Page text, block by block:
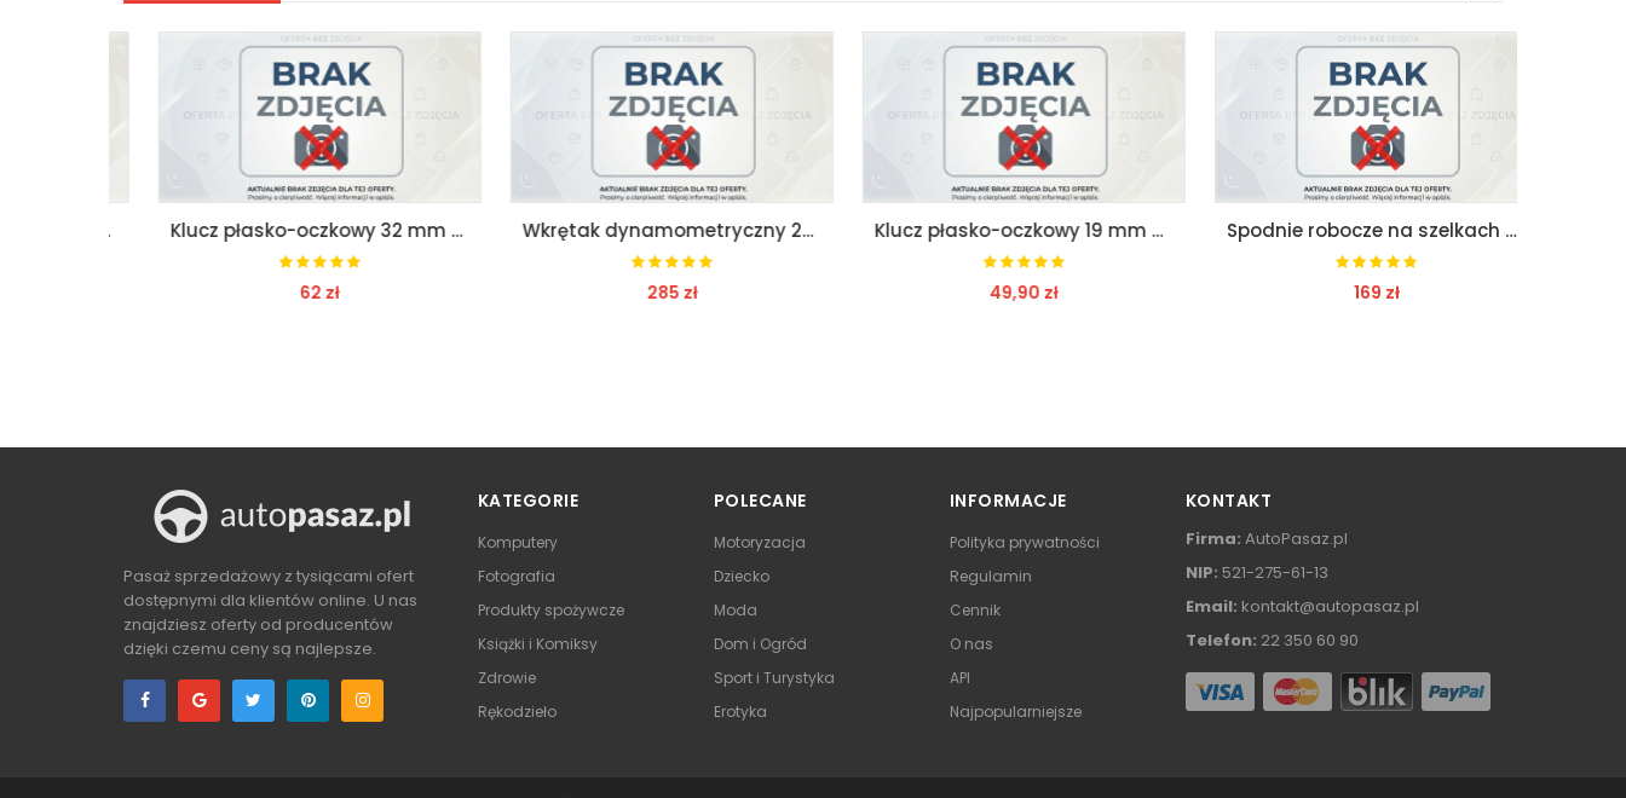
Klucz płasko-oczkowy 32 mm proxxon pr23932
62 zł
Wkrętak dynamometryczny 2-10 nm proxxon pr23348
285 zł
Klucz płasko-oczkowy 19 mm proxxon speeder pr23268
49,90 zł
Spodnie robocze na szelkach beta 7833st xl nowość
169 zł
Pasaż sprzedażowy z tysiącami ofert
dostępnymi dla klientów online. U nas
znajdziesz oferty od producentów
dzięki czemu ceny są najlepsze.
KATEGORIE
Komputery
Fotografia
Produkty spożywcze
Książki i Komiksy
Zdrowie
Rękodzieło
POLECANE
Motoryzacja
Dziecko
Moda
Dom i Ogród
Sport i Turystyka
Erotyka
INFORMACJE
Polityka prywatności
Regulamin
Cennik
O nas
API
Najpopularniejsze
KONTAKT
Firma: AutoPasaz.pl
NIP: 521-275-61-13
Email: kontakt@autopasaz.pl
Telefon: 22 350 60 90